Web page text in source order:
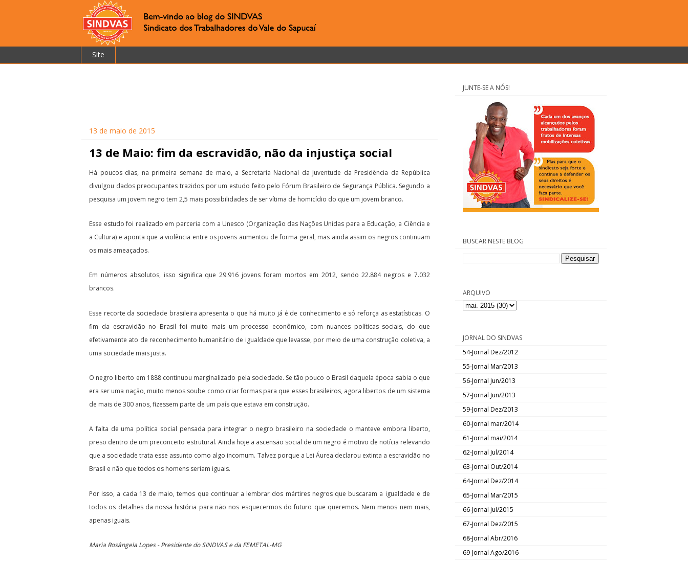
Site
13 de maio de 2015
13 de Maio: fim da escravidão, não da injustiça social
Há poucos dias, na primeira semana de maio, a Secretaria Nacional da Juventude da Presidência da República
divulgou dados preocupantes trazidos por um estudo feito pelo Fórum Brasileiro de Segurança Pública. Segundo a
pesquisa um jovem negro tem 2,5 mais possibilidades de ser vítima de homicídio do que um jovem branco.
Esse estudo foi realizado em parceria com a Unesco (Organização das Nações Unidas para a Educação, a Ciência e
a Cultura) e aponta que a violência entre os jovens aumentou de forma geral, mas ainda assim os negros continuam
os mais ameaçados.
Em números absolutos, isso significa que 29.916 jovens foram mortos em 2012, sendo 22.884 negros e 7.032
brancos.
Esse recorte da sociedade brasileira apresenta o que há muito já é de conhecimento e só reforça as estatísticas. O
fim da escravidão no Brasil foi muito mais um processo econômico, com nuances políticas sociais, do que
efetivamente ato de reconhecimento humanitário de igualdade que levasse, por meio de uma construção coletiva, a
uma sociedade mais justa.
O negro liberto em 1888 continuou marginalizado pela sociedade. Se tão pouco o Brasil daquela época sabia o que
era ser uma nação, muito menos soube como criar formas para que esses brasileiros, agora libertos de um sistema
de mais de 300 anos, fizessem parte de um país que estava em construção.
A falta de uma política social pensada para integrar o negro brasileiro na sociedade o manteve embora liberto,
preso dentro de um preconceito estrutural. Ainda hoje a ascensão social de um negro é motivo de notícia relevando
que a sociedade trata esse assunto como algo incomum. Talvez porque a Lei Áurea declarou extinta a escravidão no
Brasil e não que todos os homens seriam iguais.
Por isso, a cada 13 de maio, temos que continuar a lembrar dos mártires negros que buscaram a igualdade e de
todos os detalhes da nossa história para não nos esquecermos do futuro que queremos. Nem menos nem mais,
apenas iguais.
Maria Rosângela Lopes - Presidente do SINDVAS e da FEMETAL-MG
JUNTE-SE A NÓS!
BUSCAR NESTE BLOG
ARQUIVO
JORNAL DO SINDVAS
54-Jornal Dez/2012
55-Jornal Mar/2013
56-Jornal Jun/2013
57-Jornal Jun/2013
59-Jornal Dez/2013
60-Jornal mar/2014
61-Jornal mai/2014
62-Jornal Jul/2014
63-Jornal Out/2014
64-Jornal Dez/2014
65-Jornal Mar/2015
66-Jornal Jul/2015
67-Jornal Dez/2015
68-Jornal Abr/2016
69-Jornal Ago/2016